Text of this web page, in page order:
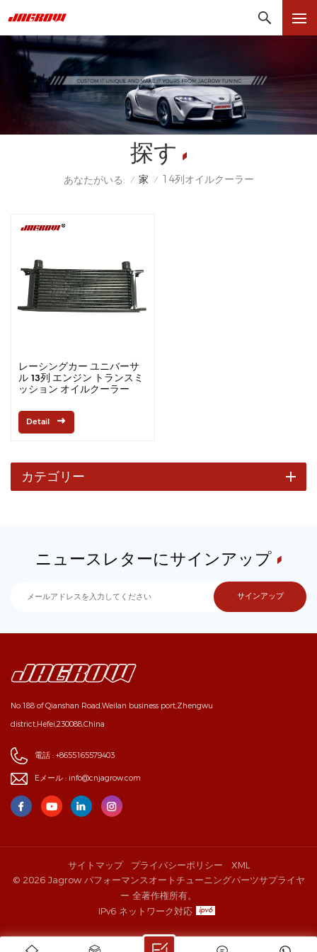
探す
あなたがいる: / 家 / 14列オイルクーラー
レーシングカー ユニバーサ
ル 13列 エンジン トランスミ
ッション オイルクーラー
Detail
カテゴリー
ニュースレターにサインアップ
No.188 of Qianshan Road,Weilan business port,Zhengwu
district,Hefei,230088,China
電話 : +8655165579403
Eメール : info@cnjagrow.com
サイトマップ プライバシーポリシー
XML
© 2026 Jagrow パフォーマンスオートチューニングパーツサプライヤ
ー 全著作権所有。
IPv6 ネットワーク対応